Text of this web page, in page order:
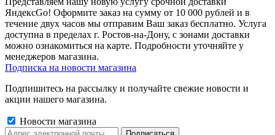
ЯндексGo! Оформите заказ на сумму от 10 000 рублей и в
течение двух часов мы отправим Ваш заказ бесплатно. Услуга
доступна в пределах г. Ростов-на-Дону, с зонами доставки
можно ознакомиться на карте. Подробности уточняйте у
менеджеров магазина.
Подписка на новости магазина
Подпишитесь на рассылку и получайте свежие новости и
акции нашего магазина.
Новости магазина